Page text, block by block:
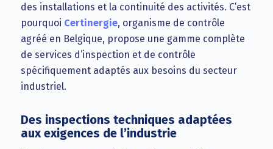
des installations et la continuité des activités. C’est
pourquoi Certinergie, organisme de contrôle
agréé en Belgique, propose une gamme complète
de services d’inspection et de contrôle
spécifiquement adaptés aux besoins du secteur
industriel.
Des inspections techniques adaptées
aux exigences de l’industrie